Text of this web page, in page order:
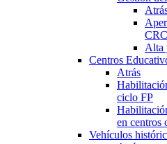
CRC
Alta
Centros
Atrás
ciclo FP
en centros
Vehículos